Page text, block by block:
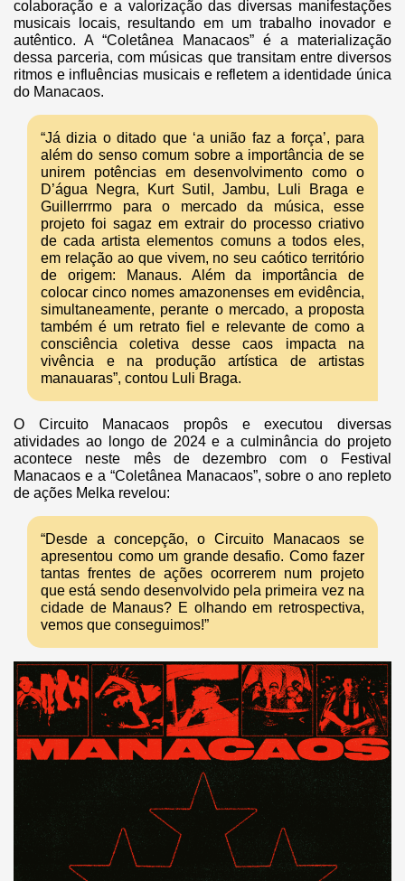
colaboração e a valorização das diversas manifestações
musicais locais, resultando em um trabalho inovador e
autêntico. A “Coletânea Manacaos” é a materialização
dessa parceria, com músicas que transitam entre diversos
ritmos e influências musicais e refletem a identidade única
do Manacaos.
“Já dizia o ditado que ‘a união faz a força’, para
além do senso comum sobre a importância de se
unirem potências em desenvolvimento como o
D’água Negra, Kurt Sutil, Jambu, Luli Braga e
Guillerrrmo para o mercado da música, esse
projeto foi sagaz em extrair do processo criativo
de cada artista elementos comuns a todos eles,
em relação ao que vivem, no seu caótico território
de origem: Manaus. Além da importância de
colocar cinco nomes amazonenses em evidência,
simultaneamente, perante o mercado, a proposta
também é um retrato fiel e relevante de como a
consciência coletiva desse caos impacta na
vivência e na produção artística de artistas
manauaras”, contou Luli Braga.
O Circuito Manacaos propôs e executou diversas
atividades ao longo de 2024 e a culminância do projeto
acontece neste mês de dezembro com o Festival
Manacaos e a “Coletânea Manacaos”, sobre o ano repleto
de ações Melka revelou:
“Desde a concepção, o Circuito Manacaos se
apresentou como um grande desafio. Como fazer
tantas frentes de ações ocorrerem num projeto
que está sendo desenvolvido pela primeira vez na
cidade de Manaus? E olhando em retrospectiva,
vemos que conseguimos!”